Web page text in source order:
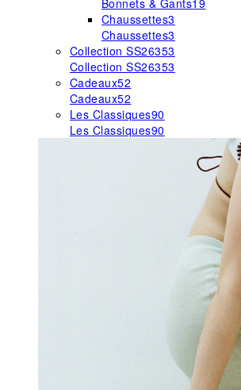
Bonnets & Gants19
Chaussettes3
Chaussettes3
Collection SS26353
Collection SS26353
Cadeaux52
Cadeaux52
Les Classiques90
Les Classiques90